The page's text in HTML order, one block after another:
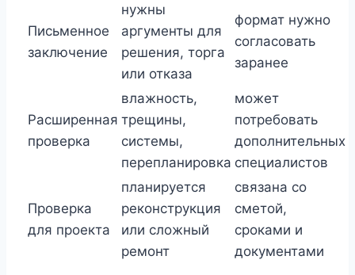
Письменное
заключение
нужны
аргументы для
решения, торга
или отказа
формат нужно
согласовать
заранее
Расширенная
проверка
влажность,
трещины,
системы,
перепланировка
может
потребовать
дополнительных
специалистов
Проверка
для проекта
планируется
реконструкция
или сложный
ремонт
связана со
сметой,
сроками и
документами